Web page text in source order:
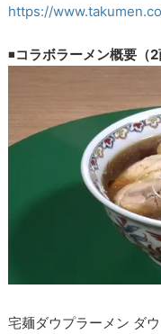
https://
◾コラボラーメン概要（2
宅麺ダウプラーメン ダ